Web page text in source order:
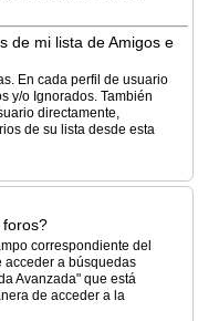
de mi lista de Amigos e
En cada perfil de usuario
y/o Ignorados. También
directamente,
de su lista desde esta
correspondiente del
acceder a búsquedas
Avanzada" que está
de acceder a la